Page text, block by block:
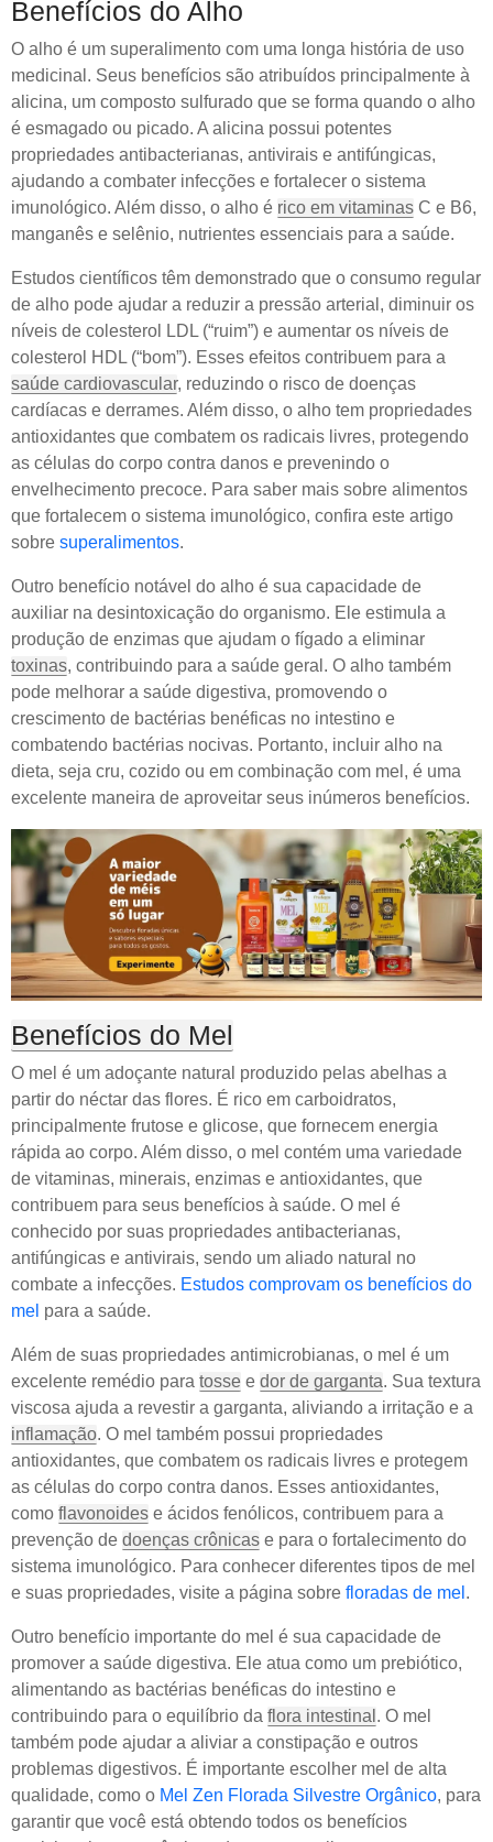
Benefícios do Alho
O alho é um superalimento com uma longa história de uso
medicinal. Seus benefícios são atribuídos principalmente à
alicina, um composto sulfurado que se forma quando o alho
é esmagado ou picado. A alicina possui potentes
propriedades antibacterianas, antivirais e antifúngicas,
ajudando a combater infecções e fortalecer o sistema
imunológico. Além disso, o alho é rico em vitaminas C e B6,
manganês e selênio, nutrientes essenciais para a saúde.
Estudos científicos têm demonstrado que o consumo regular
de alho pode ajudar a reduzir a pressão arterial, diminuir os
níveis de colesterol LDL (“ruim”) e aumentar os níveis de
colesterol HDL (“bom”). Esses efeitos contribuem para a
saúde cardiovascular, reduzindo o risco de doenças
cardíacas e derrames. Além disso, o alho tem propriedades
antioxidantes que combatem os radicais livres, protegendo
as células do corpo contra danos e prevenindo o
envelhecimento precoce. Para saber mais sobre alimentos
que fortalecem o sistema imunológico, confira este artigo
sobre superalimentos.
Outro benefício notável do alho é sua capacidade de
auxiliar na desintoxicação do organismo. Ele estimula a
produção de enzimas que ajudam o fígado a eliminar
toxinas, contribuindo para a saúde geral. O alho também
pode melhorar a saúde digestiva, promovendo o
crescimento de bactérias benéficas no intestino e
combatendo bactérias nocivas. Portanto, incluir alho na
dieta, seja cru, cozido ou em combinação com mel, é uma
excelente maneira de aproveitar seus inúmeros benefícios.
Benefícios do Mel
O mel é um adoçante natural produzido pelas abelhas a
partir do néctar das flores. É rico em carboidratos,
principalmente frutose e glicose, que fornecem energia
rápida ao corpo. Além disso, o mel contém uma variedade
de vitaminas, minerais, enzimas e antioxidantes, que
contribuem para seus benefícios à saúde. O mel é
conhecido por suas propriedades antibacterianas,
antifúngicas e antivirais, sendo um aliado natural no
combate a infecções. Estudos comprovam os benefícios do
mel para a saúde.
Além de suas propriedades antimicrobianas, o mel é um
excelente remédio para tosse e dor de garganta. Sua textura
viscosa ajuda a revestir a garganta, aliviando a irritação e a
inflamação. O mel também possui propriedades
antioxidantes, que combatem os radicais livres e protegem
as células do corpo contra danos. Esses antioxidantes,
como flavonoides e ácidos fenólicos, contribuem para a
prevenção de doenças crônicas e para o fortalecimento do
sistema imunológico. Para conhecer diferentes tipos de mel
e suas propriedades, visite a página sobre floradas de mel .
Outro benefício importante do mel é sua capacidade de
promover a saúde digestiva. Ele atua como um prebiótico,
alimentando as bactérias benéficas do intestino e
contribuindo para o equilíbrio da flora intestinal . O mel
também pode ajudar a aliviar a constipação e outros
problemas digestivos. É importante escolher mel de alta
qualidade, como o Mel Zen Florada Silvestre Orgânico, para
garantir que você está obtendo todos os benefícios